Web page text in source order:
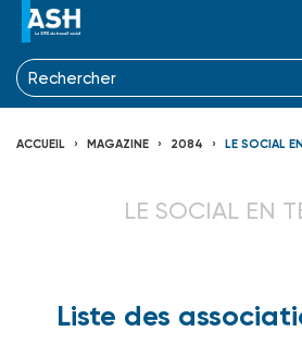
ACCUEIL MAGAZINE 2084 LE SOCIAL
LE SOCIAL EN
Liste des